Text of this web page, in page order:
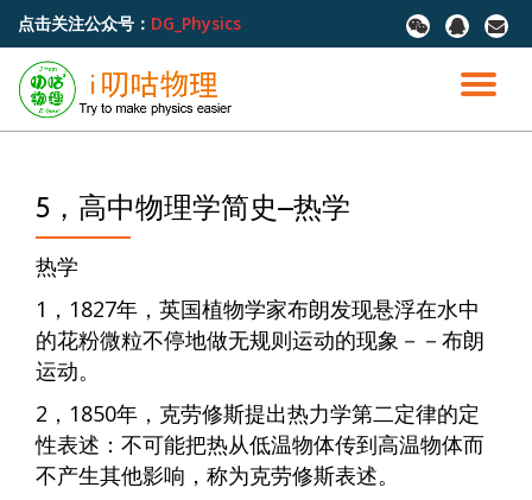
容
点击关注公众号： DG_Physics
fa-
wechat
fa-
qq
fa-
切
5，高中物理学简史–热学
热学
1，1827年，英国植物学家布朗发现悬浮在水中
的花粉微粒不停地做无规则运动的现象－－布朗
运动。
2，1850年，克劳修斯提出热力学第二定律的定
性表述：不可能把热从低温物体传到高温物体而
不产生其他影响，称为克劳修斯表述。